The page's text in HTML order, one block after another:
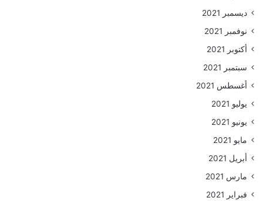
ديسمبر 2021
نوفمبر 2021
أكتوبر 2021
سبتمبر 2021
أغسطس 2021
يوليو 2021
يونيو 2021
مايو 2021
أبريل 2021
مارس 2021
فبراير 2021